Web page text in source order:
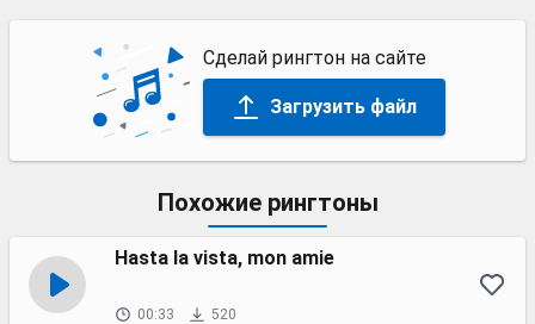
Сделай рингтон на сайте
Загрузить файл
Похожие рингтоны
Hasta la vista, mon amie
00:33 520